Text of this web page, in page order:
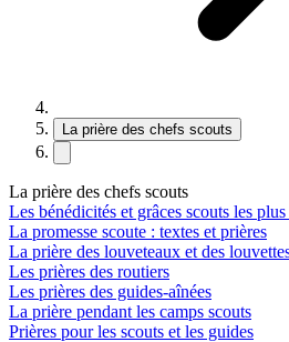
La prière des chefs scouts
La prière des chefs scouts
Les bénédicités et grâces scouts les
La promesse scoute : textes et prières
La prière des louveteaux et des
Les prières des routiers
Les prières des guides-aînées
La prière pendant les camps scouts
Prières pour les scouts et les guides